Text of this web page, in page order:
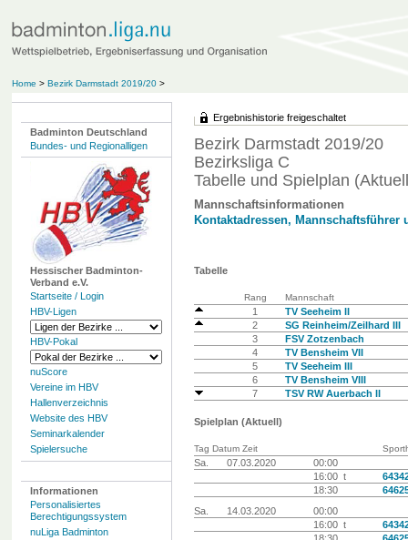
Home > Bezirk Darmstadt 2019/20 >
Badminton Deutschland
Bundes- und Regionalligen
Hessischer Badminton-
Verband e.V.
Startseite / Login
HBV-Ligen
HBV-Pokal
nuScore
Vereine im HBV
Hallenverzeichnis
Website des HBV
Seminarkalender
Spielersuche
Informationen
Personalisiertes
Berechtigungssystem
nuLiga Badminton
Ergebnishistorie freigeschaltet
Bezirk Darmstadt 2019/20
Bezirksliga C
Tabelle und Spielplan
Mannschaftsinformationen
Kontaktadressen, Mannschaftsführer
Tabelle
Rang Mannschaft
1
TV Seeheim II
2
SG Reinheim/Zeilhard III
3
FSV Zotzenbach
4
TV Bensheim VII
5
TV Seeheim III
6
TV Bensheim VIII
7
TSV RW Auerbach II
Spielplan (Aktuell)
Tag Datum Zeit
Sa. 07.03.2020
00:00
16:00 t
18:30
Sa.
14.03.2020
00:00
16:00 t